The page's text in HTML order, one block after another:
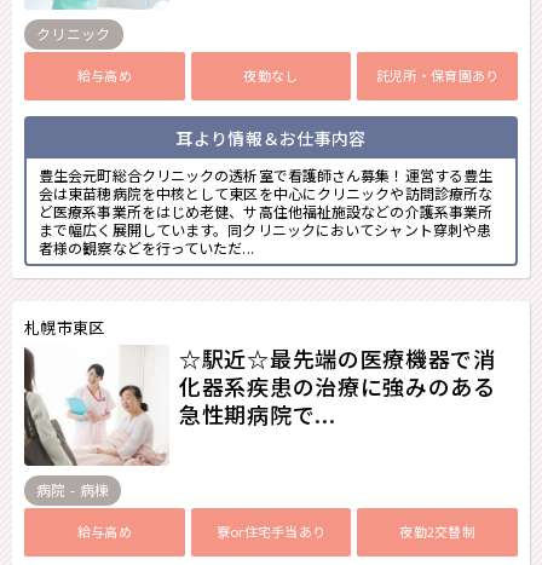
クリニック
給与高め 夜勤なし 託児所・保育園あり
耳より情報＆お仕事内容
豊生会元町総合クリニックの透析室で看護師さん募集！運営する豊生
会は東苗穂病院を中核として東区を中心にクリニックや訪問診療所な
ど医療系事業所をはじめ老健、サ高住他福祉施設などの介護系事業所
まで幅広く展開しています。同クリニックにおいてシャント穿刺や患
者様の観察などを行っていただ...
札幌市東区
☆駅近☆最先端の医療機器で消
化器系疾患の治療に強みのある
急性期病院で...
病院 - 病棟
給与高め 寮or住宅手当あり 夜勤2交替制